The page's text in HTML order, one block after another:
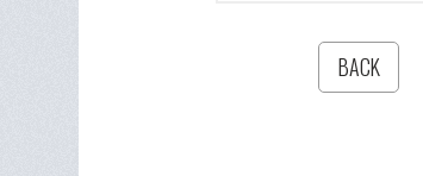
BACK